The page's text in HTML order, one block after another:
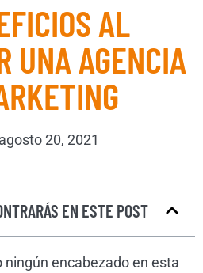
AL
UNA AGENCIA
agosto 20, 2021
EN ESTE POST
ningún encabezado en esta